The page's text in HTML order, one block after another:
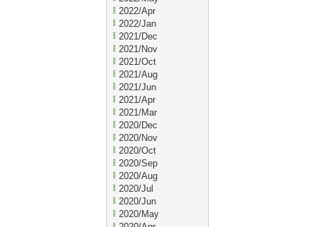
2022/Apr
2022/Jan
2021/Dec
2021/Nov
2021/Oct
2021/Aug
2021/Jun
2021/Apr
2021/Mar
2020/Dec
2020/Nov
2020/Oct
2020/Sep
2020/Aug
2020/Jul
2020/Jun
2020/May